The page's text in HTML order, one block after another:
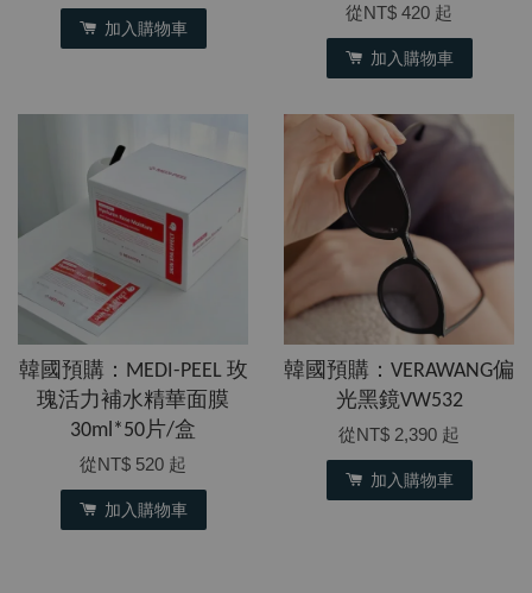
加入購物車
從NT$ 420 起
加入購物車
韓國預購：MEDI-PEEL 玫
瑰活力補水精華面膜
30ml*50片/盒
從NT$ 520 起
加入購物車
韓國預購：VERAWANG偏
光黑鏡VW532
從NT$ 2,390 起
加入購物車